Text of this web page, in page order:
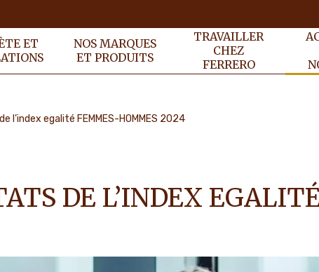
ET
NOS MARQUES
ET PRODUITS
TRAVAILLER
CHEZ
FERRERO
l’index egalité FEMMES-HOMMES 2024
DE L’INDEX